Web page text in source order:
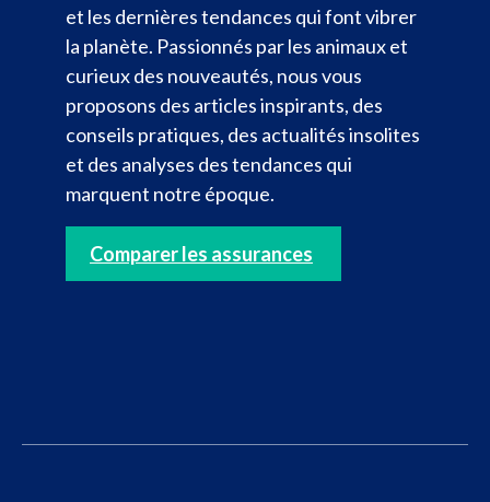
et les dernières tendances qui font vibrer
la planète. Passionnés par les animaux et
curieux des nouveautés, nous vous
proposons des articles inspirants, des
conseils pratiques, des actualités insolites
et des analyses des tendances qui
marquent notre époque.
Comparer les assurances